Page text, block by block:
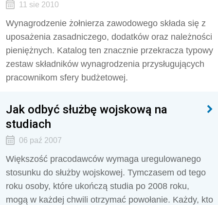
11 sie 2010
Wynagrodzenie żołnierza zawodowego składa się z
uposażenia zasadniczego, dodatków oraz należności
pieniężnych. Katalog ten znacznie przekracza typowy
zestaw składników wynagrodzenia przysługujących
pracownikom sfery budżetowej.
Jak odbyć służbę wojskową na
studiach
06 paź 2007
Większość pracodawców wymaga uregulowanego
stosunku do służby wojskowej. Tymczasem od tego
roku osoby, które ukończą studia po 2008 roku,
mogą w każdej chwili otrzymać powołanie. Każdy, kto